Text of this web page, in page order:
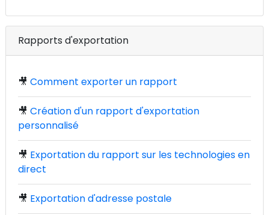
Rapports d'exportation
🎥 Comment exporter un rapport
🎥 Création d'un rapport d'exportation
personnalisé
🎥 Exportation du rapport sur les technologies en
direct
🎥 Exportation d'adresse postale